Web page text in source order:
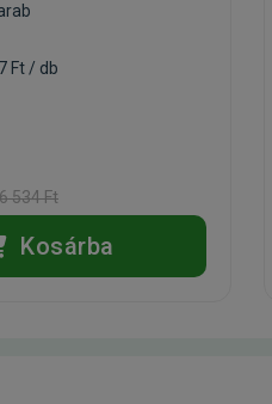
Ft / db
6 534 Ft
Kosárba